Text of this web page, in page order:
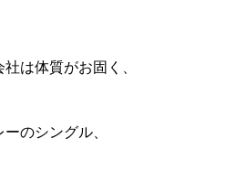
は体質がお固く、
のシングル、